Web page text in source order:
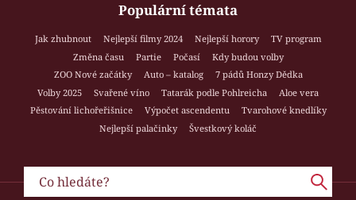
Populární témata
Jak zhubnout Nejlepší filmy 2024 Nejlepší horory
TV program
Změna času
Partie Počasí
Kdy budou volby
ZOO Nové začátky
Auto – katalog
7 pádů Honzy Dědka
Volby 2025
Svařené víno Tatarák podle Pohlreicha
Aloe vera
Pěstování lichořeřišnice
Výpočet ascendentu
Tvarohové knedlíky
Nejlepší palačinky
Švestkový koláč